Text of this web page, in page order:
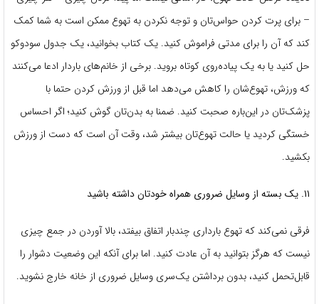
– برای پرت کردن حواس‌تان و توجه نکردن به تهوع ممکن است به شما کمک
کند که آن را برای مدتی فراموش کنید. یک کتاب بخوانید، یک جدول سودوکو
حل کنید یا به یک پیاده‌روی کوتاه بروید. برخی از خانم‌های باردار ادعا می‌کنند
که ورزش، تهوع‌شان را کاهش می‌دهد اما قبل از ورزش کردن حتما با
پزشک‌تان در این‌باره صحبت کنید. ضمنا به بدن‌‌تان گوش کنید؛ اگر احساس
خستگی کردید یا حالت تهوع‌تان بیشتر شد، وقت آن است که دست از ورزش
بکشید.
۱۱. یک بسته از وسایل ضروری همراه خودتان داشته باشید
فرقی نمی‌کند که تهوع بارداری چندبار اتفاق بیفتد، بالا آوردن در جمع چیزی
نیست که هرگز بتوانید به آن عادت کنید. اما برای آنکه این وضعیت دشوار را
قابل‌تحمل کنید، بدون برداشتن یک‌سری وسایل ضروری از خانه خارج نشوید.